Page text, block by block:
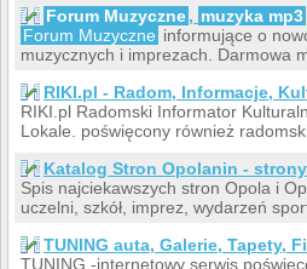
Forum Muzyczne, muzyka mp3
Forum Muzyczne informujące o
muzycznych i imprezach. Darmowa
RIKI.pl - Radom, Informacje,
RIKI.pl Radomski Informator
Lokale. poświęcony również
Katalog Stron Opolanin -
Spis najciekawszych stron Opola i
uczelni, szkół, imprez, wydarzeń
TUNING auta, Galerie, Tapety,
TUNING -internetowy serwis